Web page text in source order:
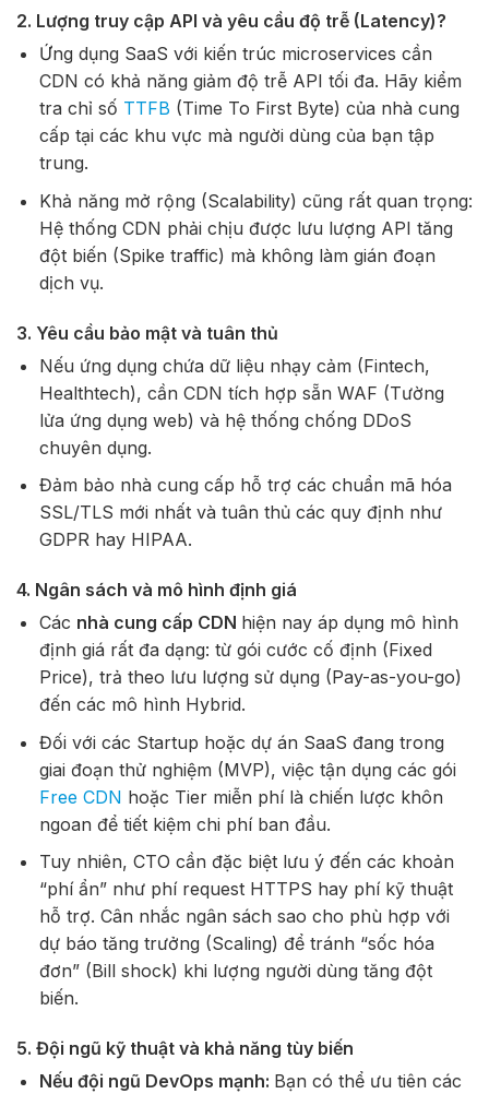
2. Lượng truy cập API và yêu cầu độ trễ (Latency)?
Ứng dụng SaaS với kiến trúc microservices cần
CDN có khả năng giảm độ trễ API tối đa. Hãy kiểm
tra chỉ số TTFB (Time To First Byte) của nhà cung
cấp tại các khu vực mà người dùng của bạn tập
trung.
Khả năng mở rộng (Scalability) cũng rất quan trọng:
Hệ thống CDN phải chịu được lưu lượng API tăng
đột biến (Spike traffic) mà không làm gián đoạn
dịch vụ.
3. Yêu cầu bảo mật và tuân thủ
Nếu ứng dụng chứa dữ liệu nhạy cảm (Fintech,
Healthtech), cần CDN tích hợp sẵn WAF (Tường
lửa ứng dụng web) và hệ thống chống DDoS
chuyên dụng.
Đảm bảo nhà cung cấp hỗ trợ các chuẩn mã hóa
SSL/TLS mới nhất và tuân thủ các quy định như
GDPR hay HIPAA.
4. Ngân sách và mô hình định giá
Các nhà cung cấp CDN hiện nay áp dụng mô hình
định giá rất đa dạng: từ gói cước cố định (Fixed
Price), trả theo lưu lượng sử dụng (Pay-as-you-go)
đến các mô hình Hybrid.
Đối với các Startup hoặc dự án SaaS đang trong
giai đoạn thử nghiệm (MVP), việc tận dụng các gói
Free CDN hoặc Tier miễn phí là chiến lược khôn
ngoan để tiết kiệm chi phí ban đầu.
Tuy nhiên, CTO cần đặc biệt lưu ý đến các khoản
“phí ẩn” như phí request HTTPS hay phí kỹ thuật
hỗ trợ. Cân nhắc ngân sách sao cho phù hợp với
dự báo tăng trưởng (Scaling) để tránh “sốc hóa
đơn” (Bill shock) khi lượng người dùng tăng đột
biến.
5. Đội ngũ kỹ thuật và khả năng tùy biến
Nếu đội ngũ DevOps mạnh: Bạn có thể ưu tiên các